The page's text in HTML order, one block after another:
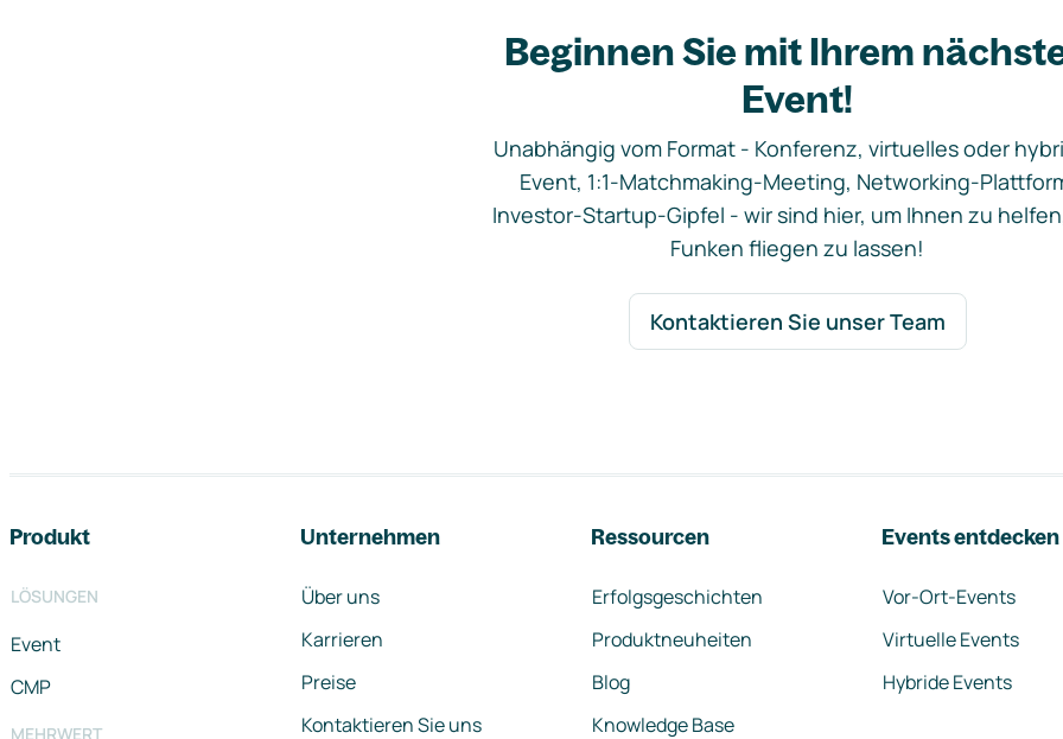
Beginnen Sie mit Ihrem
Event!
Unabhängig vom Format - Konferenz, virtuelles oder
Event, 1:1-Matchmaking-Meeting, Networking-
Investor-Startup-Gipfel - wir sind hier, um Ihnen zu
Funken fliegen zu lassen!
Kontaktieren Sie unser Team
Produkt
LÖSUNGEN
Event
CMP
MEHRWERT
Unternehmen
Über uns
Karrieren
Preise
Kontaktieren Sie uns
Ressourcen
Erfolgsgeschichten
Produktneuheiten
Blog
Knowledge Base
Events entdecken
Vor-Ort-Events
Virtuelle Events
Hybride Events